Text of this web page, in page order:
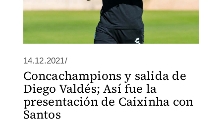
14.12.2021/
Concachampions y salida de
Diego Valdés; Así fue la
presentación de Caixinha con
Santos